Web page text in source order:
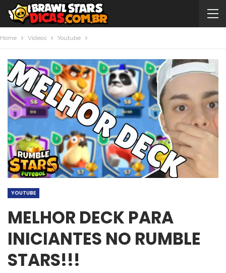
Home Videos Youtube
YOUTUBE
MELHOR DECK PARA
INICIANTES NO RUMBLE
STARS!!!